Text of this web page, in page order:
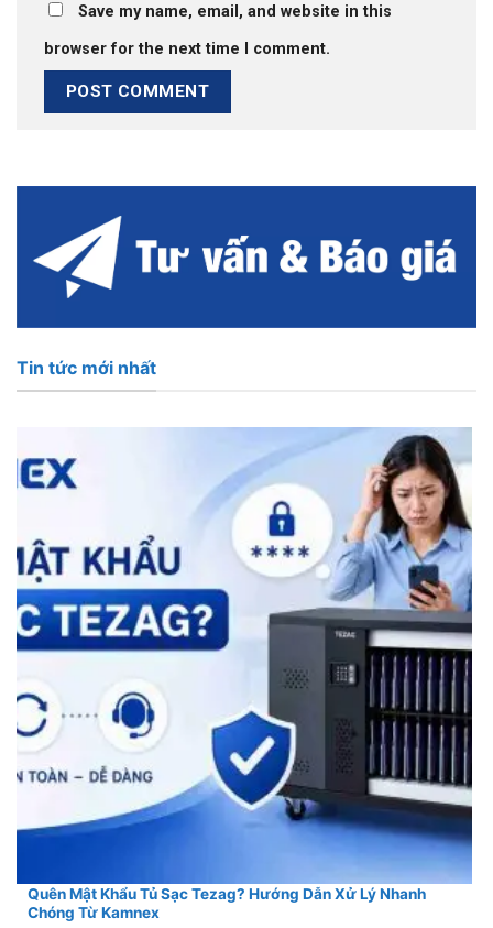
Save my name, email, and website in this
browser for the next time I comment.
Tin tức mới nhất
Quên Mật Khẩu Tủ Sạc Tezag? Hướng Dẫn Xử Lý Nhanh
Chóng Từ Kamnex